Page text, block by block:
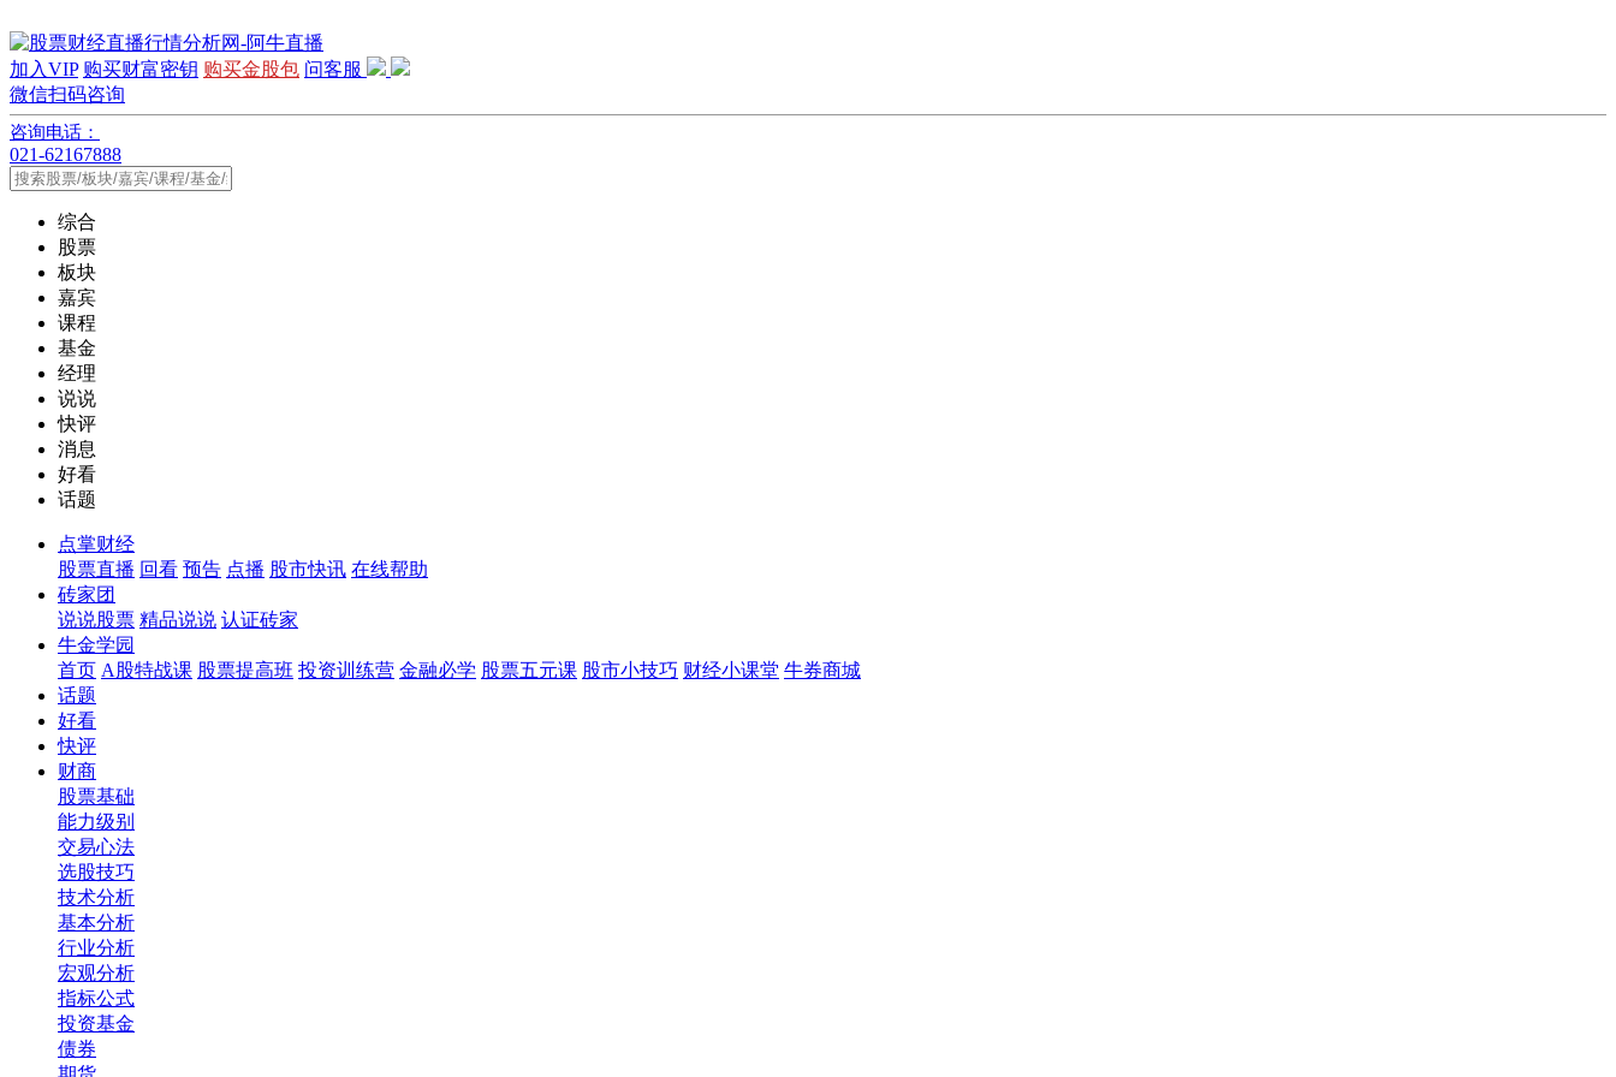
加入VIP 购买财富密钥 购买金股包 问客服
微信扫码咨询
咨询电话：
021-62167888
综合
股票
板块
嘉宾
课程
基金
经理
说说
快评
消息
好看
话题
点掌财经
股票直播 回看 预告 点播 股市快讯 在线帮助
砖家团
说说股票 精品说说 认证砖家
牛金学园
首页 A股特战课 股票提高班 投资训练营 金融必学 股票五元课 股市小技巧 财经小课堂 牛券商城
话题
好看
快评
财商
股票基础
能力级别
交易心法
选股技巧
技术分析
基本分析
行业分析
宏观分析
指标公式
投资基金
债券